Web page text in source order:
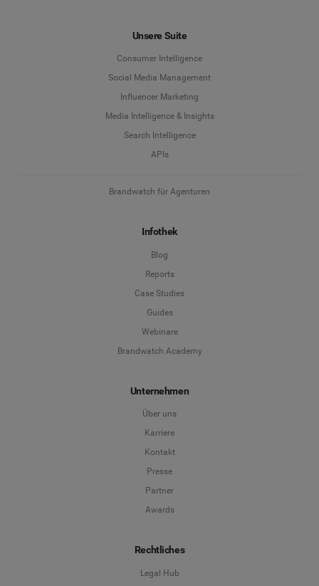
Unsere Suite
Consumer Intelligence
Social Media Management
Influencer Marketing
Media Intelligence & Insights
Search Intelligence
APIs
Brandwatch für Agenturen
Infothek
Blog
Reports
Case Studies
Guides
Webinare
Brandwatch Academy
Unternehmen
Über uns
Karriere
Kontakt
Presse
Partner
Awards
Rechtliches
Legal Hub